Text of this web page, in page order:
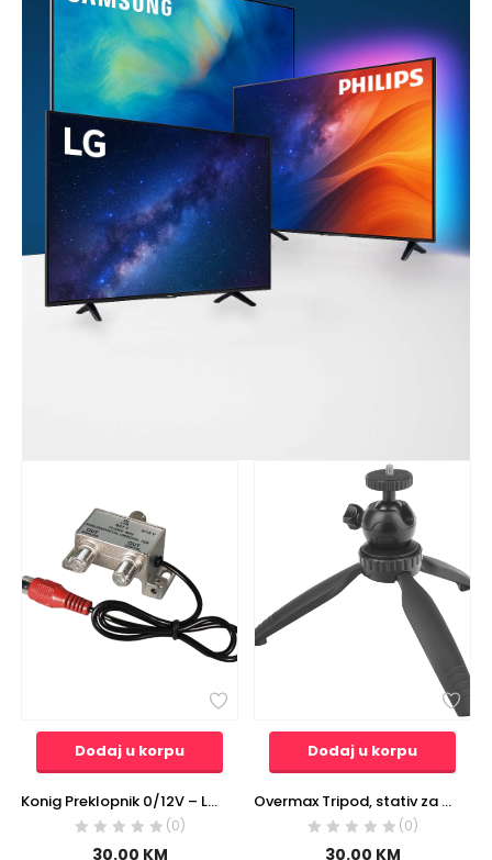
Dodaj u korpu
Konig Preklopnik 0/12V – LNB-1X2RCA
(0)
30.00 KM
Dodaj u korpu
Overmax Tripod, stativ za projektor, digitalne kamere i foto aparate – OV-Tripod Stand Mini
(0)
30.00 KM